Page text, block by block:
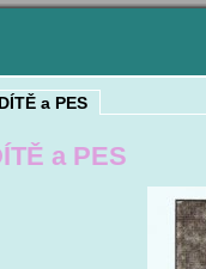
DÍTĚ a PES
a PES